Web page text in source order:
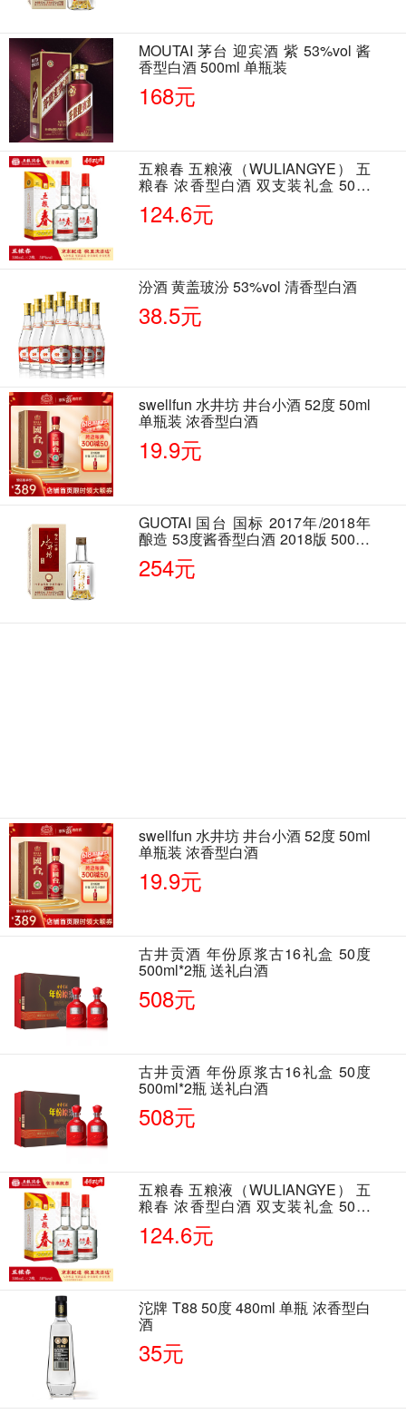
MOUTAI 茅台 迎宾酒 紫 53%vol 酱
香型白酒 500ml 单瓶装
168元
五粮春 五粮液（WULIANGYE） 五
粮春 浓香型白酒 双支装礼盒 50度
500ml*2瓶 含酒具
124.6元
汾酒 黄盖玻汾 53%vol 清香型白酒
38.5元
swellfun 水井坊 井台小酒 52度 50ml
单瓶装 浓香型白酒
19.9元
GUOTAI 国台 国标 2017年/2018年
酿造 53度酱香型白酒 2018版 500ml
单瓶装
254元
swellfun 水井坊 井台小酒 52度 50ml
单瓶装 浓香型白酒
19.9元
古井贡酒 年份原浆古16礼盒 50度
500ml*2瓶 送礼白酒
508元
古井贡酒 年份原浆古16礼盒 50度
500ml*2瓶 送礼白酒
508元
五粮春 五粮液（WULIANGYE） 五
粮春 浓香型白酒 双支装礼盒 50度
500ml*2瓶 含酒具
124.6元
沱牌 T88 50度 480ml 单瓶 浓香型白
酒
35元